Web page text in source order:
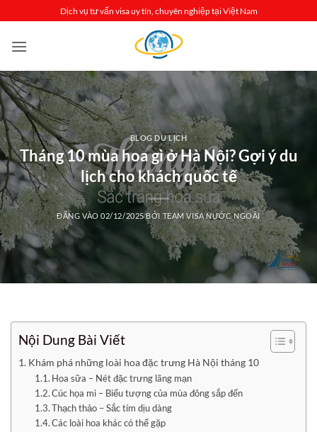
qua
nội
Dịch vụ tư vấn visa uy tín, chuyên nghiệp tại Việt Nam
BLOG DU LỊCH
Tháng 10 mùa hoa gì ở Hà Nội? Gợi ý du
lịch cho khách quốc tế
ĐĂNG VÀO02/12/2025BỞI TEAM VISA NƯỚC NGOÀI
Nội Dung Bài Viết
Khám phá những loài hoa đặc trưng Hà Nội tháng 10
Hoa sữa – Nét đặc trưng lãng mạn
Cúc họa mi – Biểu tượng của mùa đông sắp đến
Thạch thảo – Sắc tím dịu dàng
Các loài hoa khác có thể gặp